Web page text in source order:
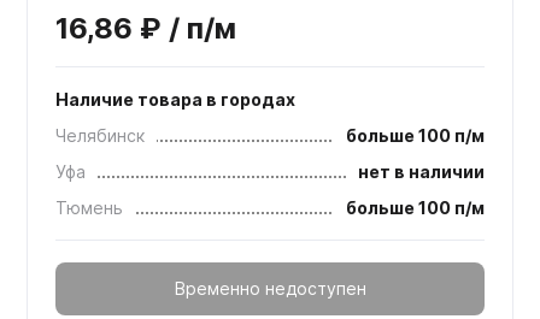
16,86 ₽ / п/м
Наличие товара в городах
Челябинск
больше 100 п/м
Уфа
нет в наличии
Тюмень
больше 100 п/м
Временно недоступен